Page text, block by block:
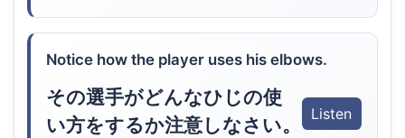
Notice how the player uses his elbows.
その選手がどんなひじの使
い方をするか注意しなさい。
Listen